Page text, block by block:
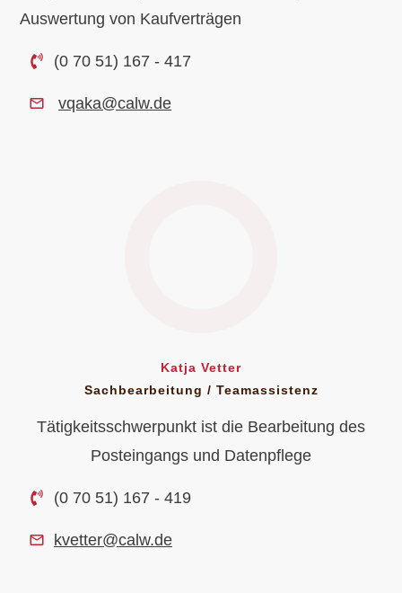
Auswertung von Kaufverträgen
(0 70 51) 167 - 417
vqaka@calw.de
Katja Vetter
Sachbearbeitung / Teamassistenz
Tätigkeitsschwerpunkt ist die Bearbeitung des
Posteingangs und Datenpflege
(0 70 51) 167 - 419
kvetter@calw.de